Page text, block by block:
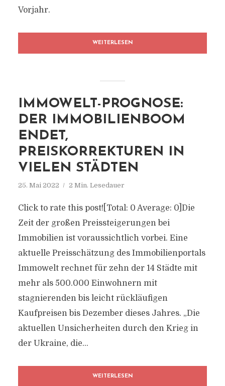
Vorjahr.
WEITERLESEN
IMMOWELT-PROGNOSE:
DER IMMOBILIENBOOM
ENDET,
PREISKORREKTUREN IN
VIELEN STÄDTEN
25. Mai 2022 2 Min. Lesedauer
Click to rate this post![Total: 0 Average: 0]Die
Zeit der großen Preissteigerungen bei
Immobilien ist voraussichtlich vorbei. Eine
aktuelle Preisschätzung des Immobilienportals
Immowelt rechnet für zehn der 14 Städte mit
mehr als 500.000 Einwohnern mit
stagnierenden bis leicht rückläufigen
Kaufpreisen bis Dezember dieses Jahres. „Die
aktuellen Unsicherheiten durch den Krieg in
der Ukraine, die...
WEITERLESEN